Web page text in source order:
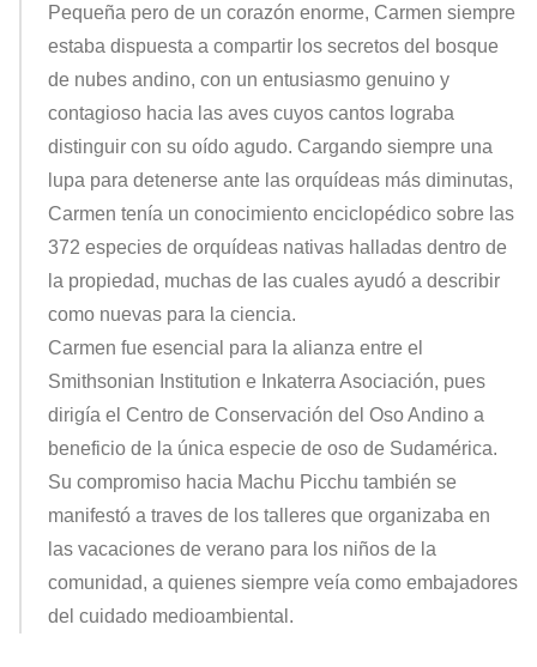
Pequeña pero de un corazón enorme, Carmen siempre
estaba dispuesta a compartir los secretos del bosque
de nubes andino, con un entusiasmo genuino y
contagioso hacia las aves cuyos cantos lograba
distinguir con su oído agudo. Cargando siempre una
lupa para detenerse ante las orquídeas más diminutas,
Carmen tenía un conocimiento enciclopédico sobre las
372 especies de orquídeas nativas halladas dentro de
la propiedad, muchas de las cuales ayudó a describir
como nuevas para la ciencia.
Carmen fue esencial para la alianza entre el
Smithsonian Institution e Inkaterra Asociación, pues
dirigía el Centro de Conservación del Oso Andino a
beneficio de la única especie de oso de Sudamérica.
Su compromiso hacia Machu Picchu también se
manifestó a traves de los talleres que organizaba en
las vacaciones de verano para los niños de la
comunidad, a quienes siempre veía como embajadores
del cuidado medioambiental.